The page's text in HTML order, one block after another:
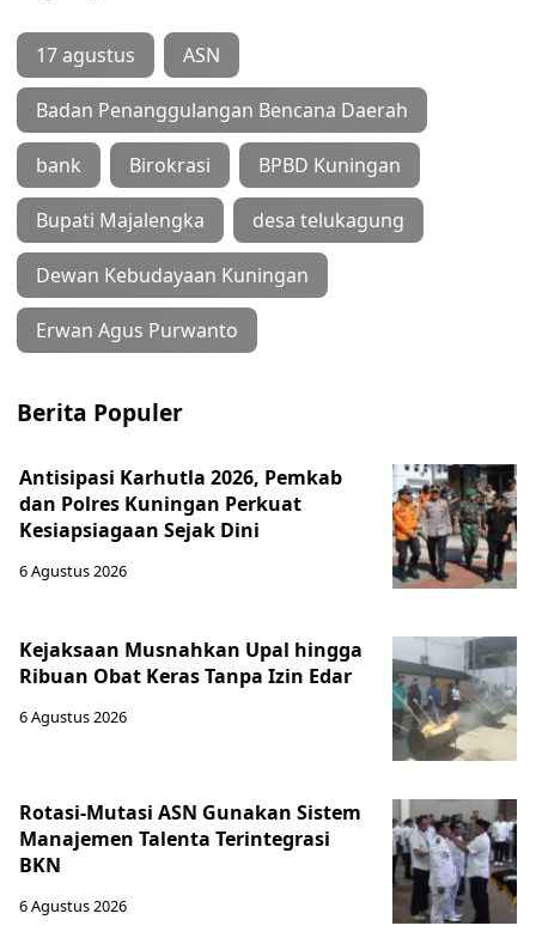
17 agustus ASN
Badan Penanggulangan Bencana Daerah
bank Birokrasi BPBD Kuningan
Bupati Majalengka desa telukagung
Dewan Kebudayaan Kuningan
Erwan Agus Purwanto
Berita Populer
Antisipasi Karhutla 2026, Pemkab
dan Polres Kuningan Perkuat
Kesiapsiagaan Sejak Dini
6 Agustus 2026
Kejaksaan Musnahkan Upal hingga
Ribuan Obat Keras Tanpa Izin Edar
6 Agustus 2026
Rotasi-Mutasi ASN Gunakan Sistem
Manajemen Talenta Terintegrasi
BKN
6 Agustus 2026